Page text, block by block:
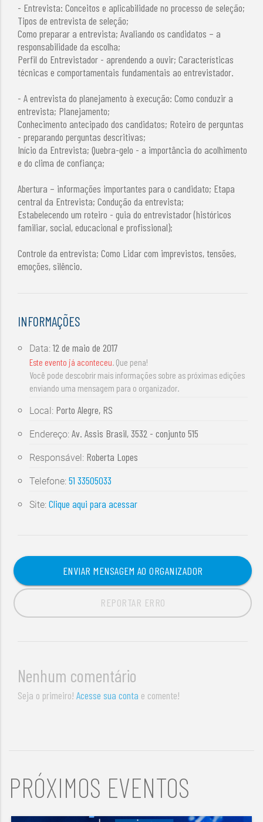
- Entrevista: Conceitos e aplicabilidade no processo de seleção;
Tipos de entrevista de seleção;
Como preparar a entrevista; Avaliando os candidatos – a
responsabilidade da escolha;
Perfil do Entrevistador - aprendendo a ouvir; Características
técnicas e comportamentais fundamentais ao entrevistador.
- A entrevista do planejamento à execução: Como conduzir a
entrevista; Planejamento;
Conhecimento antecipado dos candidatos; Roteiro de perguntas
- preparando perguntas descritivas;
Início da Entrevista; Quebra-gelo - a importância do acolhimento
e do clima de confiança;
Abertura – informações importantes para o candidato; Etapa
central da Entrevista; Condução da entrevista;
Estabelecendo um roteiro - guia do entrevistador (históricos
familiar, social, educacional e profissional);
Controle da entrevista; Como Lidar com imprevistos, tensões,
emoções, silêncio.
INFORMAÇÕES
Data:12 de maio de 2017
Este evento já aconteceu. Que pena!
Você pode descobrir mais informações sobre as próximas edições
enviando uma mensagem para o organizador.
Local: Porto Alegre, RS
Endereço:Av. Assis Brasil, 3532 - conjunto 515
Responsável: Roberta Lopes
Telefone:51 33505033
Site:Clique aqui para acessar
ENVIAR MENSAGEM AO ORGANIZADOR
REPORTAR ERRO
Nenhum comentário
Seja o primeiro!Acesse sua conta e comente!
PRÓXIMOS EVENTOS